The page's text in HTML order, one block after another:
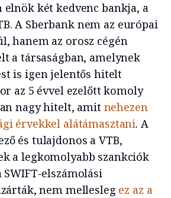
két kedvenc bankja, a
A Sberbank nem az európai
hanem az orosz cégén
a társaságban, amelynek
is igen jelentős hitelt
az 5 évvel ezelőtt komoly
nagy hitelt, amit nehezen
érvekkel alátámasztani. A
és tulajdonos a VTB,
a legkomolyabb szankciók
elszámolási
nem mellesleg ez az a